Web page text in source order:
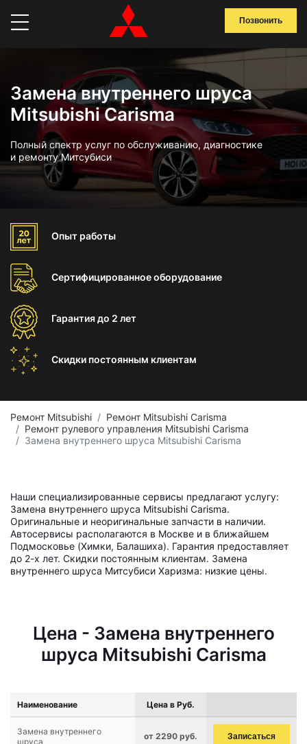
Позвонить
Замена внутреннего шруса
Mitsubishi Carisma
Полный спектр услуг по обслуживанию, диагностике
и ремонту Митсубиси
Опыт работы
Сертифицированноеоборудование
Гарантиядо 2 лет
Скидки постоянным клиентам
Ремонт Mitsubishi
Ремонт Mitsubishi Carisma
Ремонт рулевого управления Mitsubishi Carisma
Замена внутреннего шруса Mitsubishi Carisma
Наши специализированные сервисы предлагают услугу:
Замена внутреннего шруса Mitsubishi Carisma.
Оригинальные и неоригинальные запчасти в наличии.
Автосервисы располагаются в Москве и в ближайшем
Подмосковье (Химки, Балашиха). Гарантия предоставляет
до 2-х лет. Скидки постоянным клиентам. Замена
внутреннего шруса Митсубиси Харизма: низкие цены.
Цена - Замена внутреннего
шруса Mitsubishi Carisma
Наименование Цена в Руб.
Замена внутреннего
шруса
от 2290 руб. Записаться